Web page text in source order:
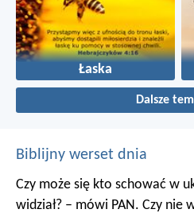
Łaska
Dalsze
Biblijny werset dnia
Czy może się kto schować w
widział? – mówi PAN. Czy nie